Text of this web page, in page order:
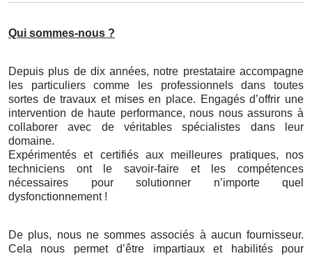
Qui sommes-nous ?
Depuis plus de dix années, notre prestataire accompagne
les particuliers comme les professionnels dans toutes
sortes de travaux et mises en place. Engagés d’offrir une
intervention de haute performance, nous nous assurons à
collaborer avec de véritables spécialistes dans leur
domaine.
Expérimentés et certifiés aux meilleures pratiques, nos
techniciens ont le savoir-faire et les compétences
nécessaires pour solutionner n’importe quel
dysfonctionnement !
De plus, nous ne sommes associés à aucun fournisseur.
Cela nous permet d’être impartiaux et habilités pour